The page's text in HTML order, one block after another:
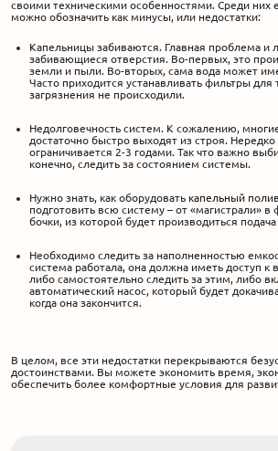
своими техническими особенностями. Среди них
можно обозначить как минусы, или недостатки:
Капельницы забиваются. Главная проблема и
забивающиеся отверстия. Во-первых, это
земли и пыли. Во-вторых, сама вода может
Часто приходится устанавливать фильтры для
загрязнения не происходили.
Недолговечность систем. К сожалению,
достаточно быстро выходят из строя.
ограничивается 2-3 годами. Так что важно
конечно, следить за состоянием системы.
Нужно знать, как оборудовать капельный полив
подготовить всю систему – от «магистрали»
бочки, из которой будет производиться
Необходимо следить за наполненностью
система работала, она должна иметь доступ к
либо самостоятельно следить за этим, либо
автоматический насос, который будет
когда она закончится.
В целом, все эти недостатки перекрываются
достоинствами. Вы можете экономить время,
обеспечить более комфортные условия для